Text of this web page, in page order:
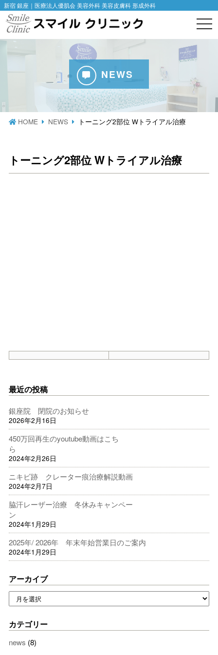
新宿 銀座｜医療法人優肌会 美容外科 美容皮膚科 形成外科
NEWS
HOME NEWS トーニング2部位 Wトライアル治療
トーニング2部位 Wトライアル治療
最近の投稿
銀座院 閉院のお知らせ
2026年2月16日
450万回再生のyoutube動画はこち
ら
2024年2月26日
ニキビ跡 クレーター痕治療解説動画
2024年2月7日
脇汗レーザー治療 冬休みキャンペー
ン
2024年1月29日
2025年/ 2026年 年末年始営業日のご案内
2024年1月29日
アーカイブ
カテゴリー
news (8)